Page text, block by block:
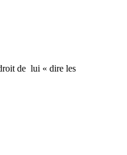
de lui « dire les